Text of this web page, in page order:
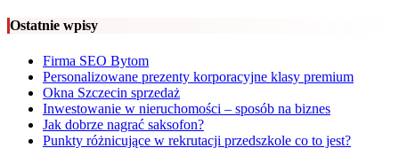
Ostatnie wpisy
Firma SEO Bytom
Personalizowane prezenty korporacyjne klasy premium
Okna Szczecin sprzedaż
Inwestowanie w nieruchomości – sposób na biznes
Jak dobrze nagrać saksofon?
Punkty różnicujące w rekrutacji przedszkole co to jest?